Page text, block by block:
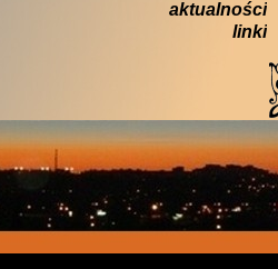
aktualności
linki